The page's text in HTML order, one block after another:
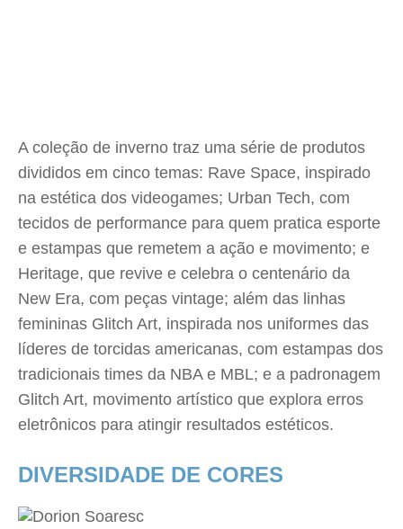
A coleção de inverno traz uma série de produtos
divididos em cinco temas: Rave Space, inspirado
na estética dos videogames; Urban Tech, com
tecidos de performance para quem pratica esporte
e estampas que remetem a ação e movimento; e
Heritage, que revive e celebra o centenário da
New Era, com peças vintage; além das linhas
femininas Glitch Art, inspirada nos uniformes das
líderes de torcidas americanas, com estampas dos
tradicionais times da NBA e MBL; e a padronagem
Glitch Art, movimento artístico que explora erros
eletrônicos para atingir resultados estéticos.
DIVERSIDADE DE CORES